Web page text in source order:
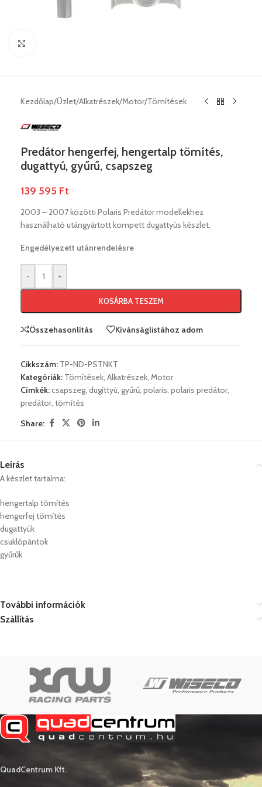
Kezdőlap/Üzlet/Alkatrészek/Motor/Tömítések
Predátor hengerfej, hengertalp tömítés,
dugattyú, gyűrű, csapszeg
139 595 Ft
2003 – 2007 közötti Polaris Predátor modellekhez
használható utángyártott kompett dugattyús készlet.
Engedélyezett utánrendelésre
- +
KOSÁRBA TESZEM
Összehasonlítás Kívánságlistához adom
Cikkszám: TP-ND-PSTNKT
Kategóriák: Tömítések, Alkatrészek, Motor
Címkék:csapszeg, dugíttyú, gyűrű, polaris, polaris predátor,
predátor, tömítés
Share:
Leírás
A készlet tartalma:
hengertalp tömítés
hengerfej tömítés
dugattyúk
csuklópántok
gyűrűk
További információk
Szállítás
QuadCentrum Kft.